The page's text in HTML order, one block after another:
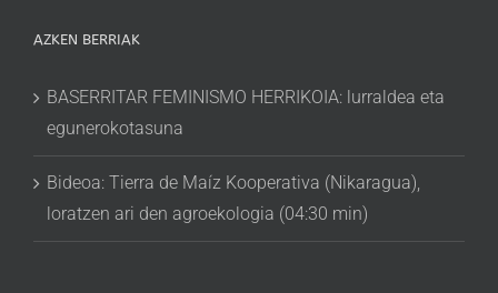
AZKEN BERRIAK
BASERRITAR FEMINISMO HERRIKOIA: lurraldea eta
egunerokotasuna
Bideoa: Tierra de Maíz Kooperativa (Nikaragua),
loratzen ari den agroekologia (04:30 min)